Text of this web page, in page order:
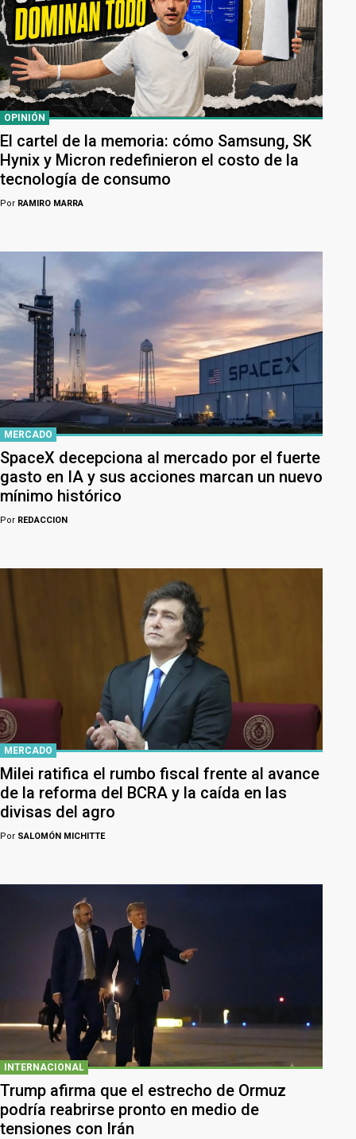
OPINIÓN
El cartel de la memoria: cómo Samsung, SK
Hynix y Micron redefinieron el costo de la
tecnología de consumo
Por RAMIRO MARRA
MERCADO
SpaceX decepciona al mercado por el fuerte
gasto en IA y sus acciones marcan un nuevo
mínimo histórico
Por REDACCION
MERCADO
Milei ratifica el rumbo fiscal frente al avance
de la reforma del BCRA y la caída en las
divisas del agro
Por SALOMÓN MICHITTE
INTERNACIONAL
Trump afirma que el estrecho de Ormuz
podría reabrirse pronto en medio de
tensiones con Irán